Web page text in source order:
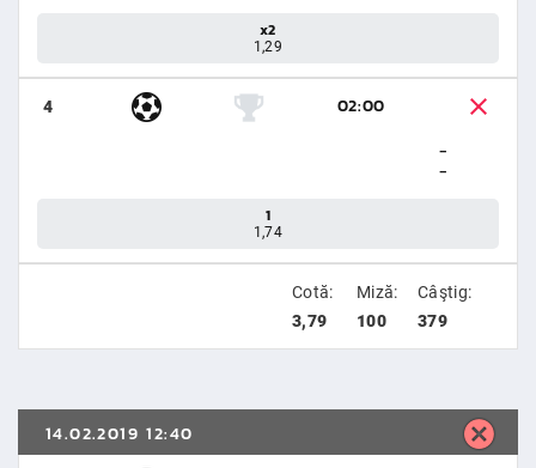
x2
1,29
4
02:00
-
-
1
1,74
Cotă:
3,79
Miză:
100
Câştig:
379
14.02.2019 12:40